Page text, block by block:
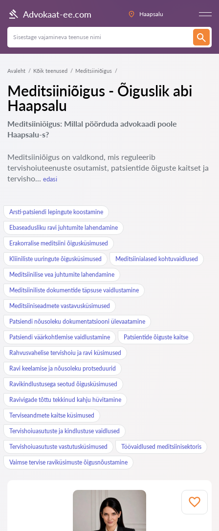
Advokaat-ee.com Haapsalu
Avaleht Kõik teenused Meditsiiniõigus
Meditsiiniõigus - Õiguslik abi
Haapsalu
Meditsiiniõigus: Millal pöörduda advokaadi poole
Haapsalu-s?
Meditsiiniõigus on valdkond, mis reguleerib
tervishoiuteenuste osutamist, patsientide õiguste kaitset ja
tervisho... edasi
Arsti-patsiendi lepingute koostamine
Ebaseadusliku ravi juhtumite lahendamine
Erakorralise meditsiini õigusküsimused
Kliiniliste uuringute õigusküsimused Meditsiinialased kohtuvaidlused
Meditsiinilise vea juhtumite lahendamine
Meditsiiniliste dokumentide täpsuse vaidlustamine
Meditsiiniseadmete vastavusküsimused
Patsiendi nõusoleku dokumentatsiooni ülevaatamine
Patsiendi väärkohtlemise vaidlustamine Patsientide õiguste kaitse
Rahvusvahelise tervishoiu ja ravi küsimused
Ravi keelamise ja nõusoleku protseduurid
Ravikindlustusega seotud õigusküsimused
Ravivigade tõttu tekkinud kahju hüvitamine
Terviseandmete kaitse küsimused
Tervishoiuasutuste ja kindlustuse vaidlused
Tervishoiuasutuste vastutusküsimused Töövaidlused meditsiinisektoris
Vaimse tervise raviküsimuste õigusnõustamine